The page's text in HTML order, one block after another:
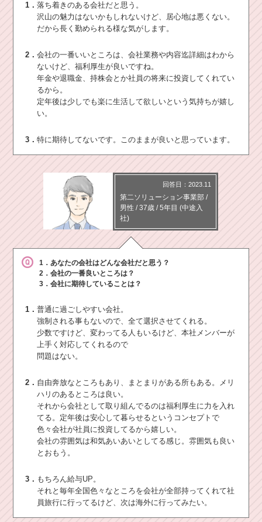
1．落ち着きのある会社だと思う。
沢山の魅力はないかもしれないけど、居心地は悪くない。
だから長く勤められる様な気がします。
2．会社の一番いいところは、会社業務や内容迄詳細はわから
ないけど、福利厚生が良いですね。
年金や退職金、持株会とか社員の将来に投資してくれてい
るから。
定年後は少しでも楽に生活して欲しいという気持ちが嬉し
い。
3．特に期待してないです。このままが良いと思っています。
回答日：2023.11
第二ソリューション事業部 /
男性 / 37歳 /5年目 (中途入
社)
1．あなたの会社はどんな会社だと思う？
2．会社の一番良いところは？
3．会社に期待していることは？
1．普通に過ごしやすい会社。
強制される事もないので、全て選択させてくれる。
少数ですけど、変わってる人もいるけど、本社メンバーが
上手く対応してくれるので
問題はない。
2． 自由奔放なところもあり、まとまりがある所もある。メリ
ハリのあるところは良い。
それから会社として取り組んでるのは福利厚生に力を入れ
てる。定年後は安心して暮らせるというコンセプトで
色々会社が社員に投資してるから嬉しい。
会社の雰囲気は和気あいあいとしてる感じ。雰囲気も良い
とおもう。
3． もちろん給与UP。
それと毎年全国色々なところを会社が全部持ってくれて社
員旅行に行ってるけど、次は海外に行ってみたい。